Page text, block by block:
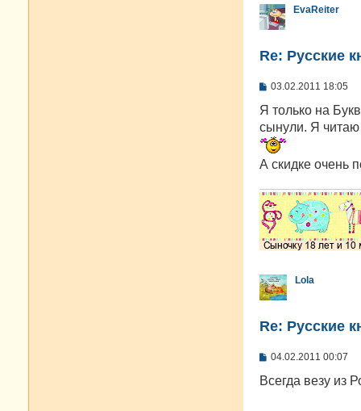
EvaReiter
Re: Русские
С
о
щ
е
н
и
03.02.2011 18:05
Я только на
сынули. Я читаю
А скидке очень
Lola
Re: Русские
С
о
04.02.2011 00:07
Всегда везу из